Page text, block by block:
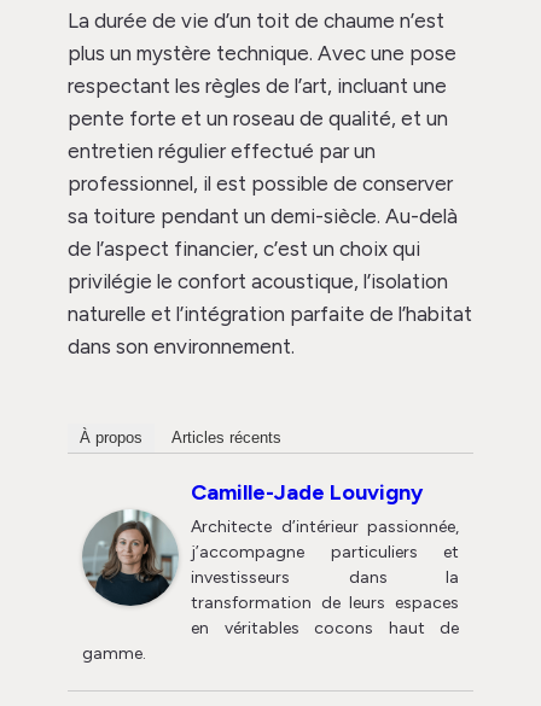
La durée de vie d’un toit de chaume n’est
plus un mystère technique. Avec une pose
respectant les règles de l’art, incluant une
pente forte et un roseau de qualité, et un
entretien régulier effectué par un
professionnel, il est possible de conserver
sa toiture pendant un demi-siècle. Au-delà
de l’aspect financier, c’est un choix qui
privilégie le confort acoustique, l’isolation
naturelle et l’intégration parfaite de l’habitat
dans son environnement.
À propos Articles récents
Camille-Jade Louvigny
Architecte d’intérieur passionnée,
j’accompagne particuliers et
investisseurs dans la
transformation de leurs espaces
en véritables cocons haut de
gamme.